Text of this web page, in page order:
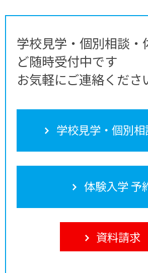
学校見学・個別相談・
ど随時受付中です
お気軽にご連絡くださ
学校見学・個別相
体験入学 予
資料請求